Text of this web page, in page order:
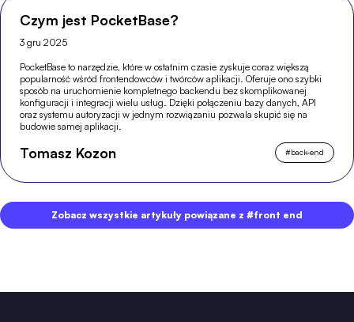
Czym jest PocketBase?
3 gru 2025
PocketBase to narzędzie, które w ostatnim czasie zyskuje coraz większą
popularność wśród frontendowców i twórców aplikacji. Oferuje ono szybki
sposób na uruchomienie kompletnego backendu bez skomplikowanej
konfiguracji i integracji wielu usług. Dzięki połączeniu bazy danych, API
oraz systemu autoryzacji w jednym rozwiązaniu pozwala skupić się na
budowie samej aplikacji.
Tomasz Kozon #back-end
Zobacz wszystkie artykuły powiązane z #front end